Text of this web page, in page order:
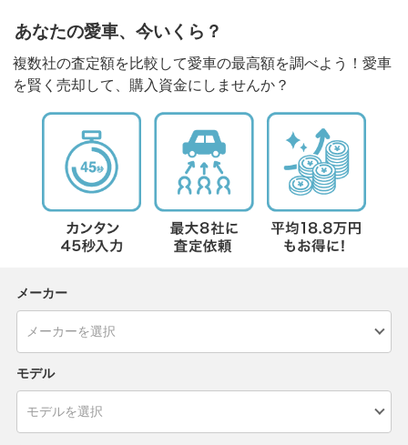
あなたの愛車、今いくら？
複数社の査定額を比較して愛車の最高額を調べよう！愛車
を賢く売却して、購入資金にしませんか？
メーカー
モデル